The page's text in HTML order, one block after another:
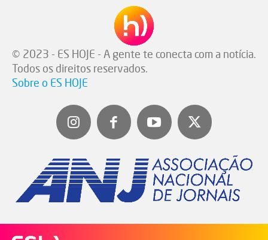
© 2023 - ES HOJE - A gente te conecta com a notícia.
Todos os direitos reservados.
Sobre o ES HOJE